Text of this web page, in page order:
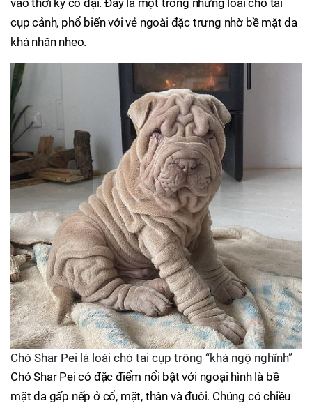
cụp cảnh, phổ biến với vẻ ngoài đặc trưng nhờ bề mặt da
khá nhăn nheo.
Chó Shar Pei là loài chó tai cụp trông “khá ngộ nghĩnh”
Chó Shar Pei có đặc điểm nổi bật với ngoại hình là bề
mặt da gấp nếp ở cổ, mặt, thân và đuôi. Chúng có chiều